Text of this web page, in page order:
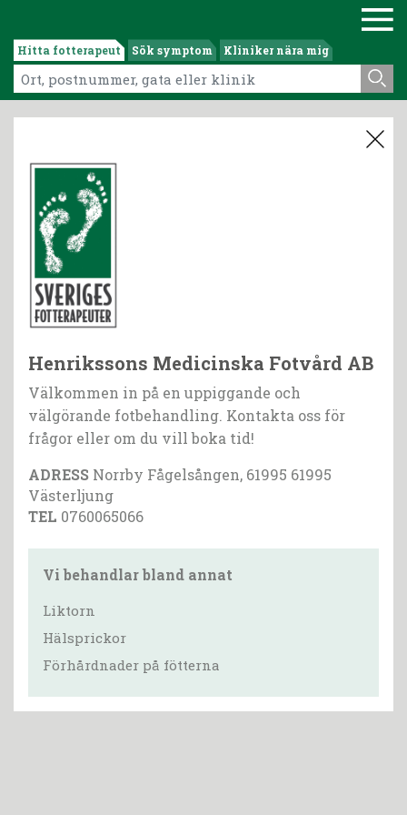
Hitta fotterapeut Sök symptom Kliniker nära mig
Henrikssons Medicinska Fotvård AB
Välkommen in på en uppiggande och
välgörande fotbehandling. Kontakta oss för
frågor eller om du vill boka tid!
ADRESS Norrby Fågelsången, 61995 61995
Västerljung
TEL 0760065066
Vi behandlar bland annat
Liktorn
Hälsprickor
Förhårdnader på fötterna